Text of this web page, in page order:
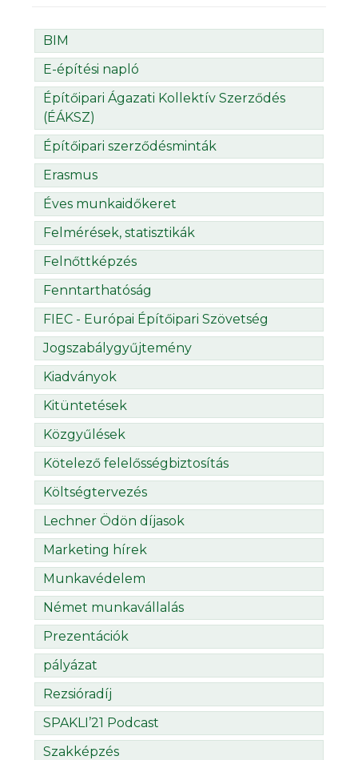
BIM
E-építési napló
Építőipari Ágazati Kollektív Szerződés
(ÉÁKSZ)
Építőipari szerződésminták
Erasmus
Éves munkaidőkeret
Felmérések, statisztikák
Felnőttképzés
Fenntarthatóság
FIEC - Európai Építőipari Szövetség
Jogszabálygyűjtemény
Kiadványok
Kitüntetések
Közgyűlések
Kötelező felelősségbiztosítás
Költségtervezés
Lechner Ödön díjasok
Marketing hírek
Munkavédelem
Német munkavállalás
Prezentációk
pályázat
Rezsióradíj
SPAKLI’21 Podcast
Szakképzés